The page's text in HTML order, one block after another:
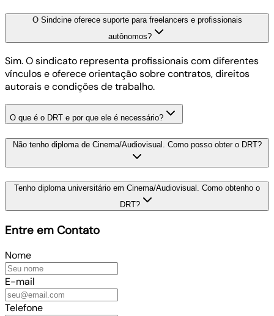
O Sindcine oferece suporte para freelancers e profissionais
autônomos?
Sim. O sindicato representa profissionais com diferentes
vínculos e oferece orientação sobre contratos, direitos
autorais e condições de trabalho.
O que é o DRT e por que ele é necessário?
Não tenho diploma de Cinema/Audiovisual. Como posso obter o DRT?
Tenho diploma universitário em Cinema/Audiovisual. Como obtenho o
DRT?
Entre em Contato
Nome
E-mail
Telefone